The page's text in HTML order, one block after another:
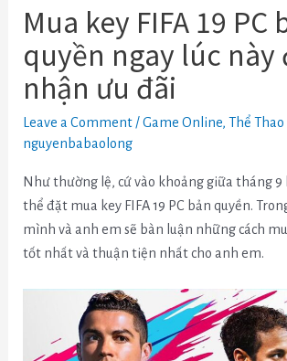
Mua key FIFA 19 PC
quyền ngay lúc này
nhận ưu đãi
Leave a Comment /Game Online,Thể Thao
nguyenbabaolong
Như thường lệ, cứ vào khoảng giữa tháng 9
thể đặt mua key FIFA 19 PC bản quyền.
mình và anh em sẽ bàn luận những cách
tốt nhất và thuận tiện nhất cho anh em.